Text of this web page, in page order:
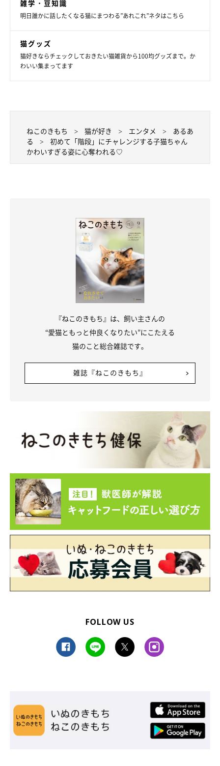
雑学・豆知識
明日誰かに話したくなる猫にまつわる”あれこれ”ネタはこちら
猫グッズ
猫好きならチェックしておきたい猫雑貨から100均グッズまで。か
わいい集まってます
ねこのきもち 猫が好き エンタメ
あるあ
る
初めて「階段」にチャレンジする子猫ちゃん
かわいすぎる姿に心奪われる♡
『ねこのきもち』は、飼い主さんの
“愛猫ともっと仲良くなりたい”にこたえる
猫のこと総合雑誌です。
雑誌『ねこのきもち』
FOLLOW US